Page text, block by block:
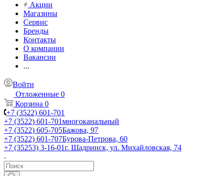
Акции
Магазины
Сервис
Бренды
Контакты
О компании
Вакансии
...
Войти
Отложенные 0
Корзина 0
+7 (3522) 601-701
+7 (3522) 601-701многоканальный
+7 (3522) 605-705Бажова, 97
+7 (3522) 601-707Бурова-Петрова, 60
+7 (35253) 3-16-01г. Шадринск, ул. Михайловская, 74